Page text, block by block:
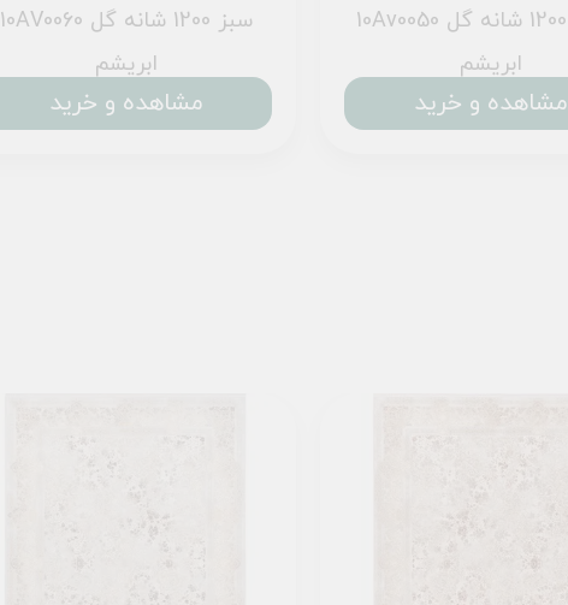
10AV0060 سبز 1200 شانه گل
ابریشم
مشاهده و خرید
10Av0050 طلایی 1200 شانه گل
ابریشم
مشاهده و خرید